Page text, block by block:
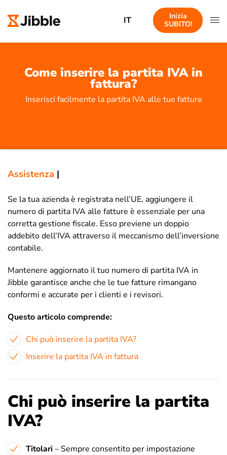
IT
Inizia
SUBITO!
Come inserire la partita IVA in
fattura?
Inserisci facilmente la partita IVA alle tue fatture
Assistenza |
Se la tua azienda è registrata nell’UE, aggiungere il
numero di partita IVA alle fatture è essenziale per una
corretta gestione fiscale. Esso previene un doppio
addebito dell’IVA attraverso il meccanismo dell’inversione
contabile.
Mantenere aggiornato il tuo numero di partita IVA in
Jibble garantisce anche che le tue fatture rimangano
conformi e accurate per i clienti e i revisori.
Questo articolo comprende:
Chi può inserire la partita IVA?
Inserire la partita IVA in fattura
Chi può inserire la partita
IVA?
Titolari– Sempre consentito per impostazione